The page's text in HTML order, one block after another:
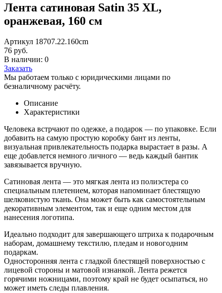
Лента сатиновая Satin 35 XL,
оранжевая, 160 см
Артикул 18707.22.160cm
76 руб.
В наличии: 0
Заказать
Мы работаем только с юридическими лицами по
безналичному расчёту.
Описание
Характеристики
Человека встрчают по одежке, а подарок — по упаковке. Если
добавить на самую простую коробку бант из ленты,
визуальная привлекательность подарка вырастает в разы. А
еще добавлется немного личного — ведь каждый бантик
завязывается вручную.
Сатиновая лента — это мягкая лента из полиэстера со
специальным плетением, которая напоминает блестящую
шелковистую ткань. Она может быть как самостоятельным
декоративным элементом, так и еще одним местом для
нанесения логотипа.
Идеально подходит для завершающего штриха к подарочным
наборам, домашнему текстилю, пледам и новогодним
подаркам.
Односторонняя лента с гладкой блестящей поверхностью с
лицевой стороны и матовой изнанкой. Лента режется
горячими ножницами, поэтому край не будет осыпаться, но
может иметь следы плавления.